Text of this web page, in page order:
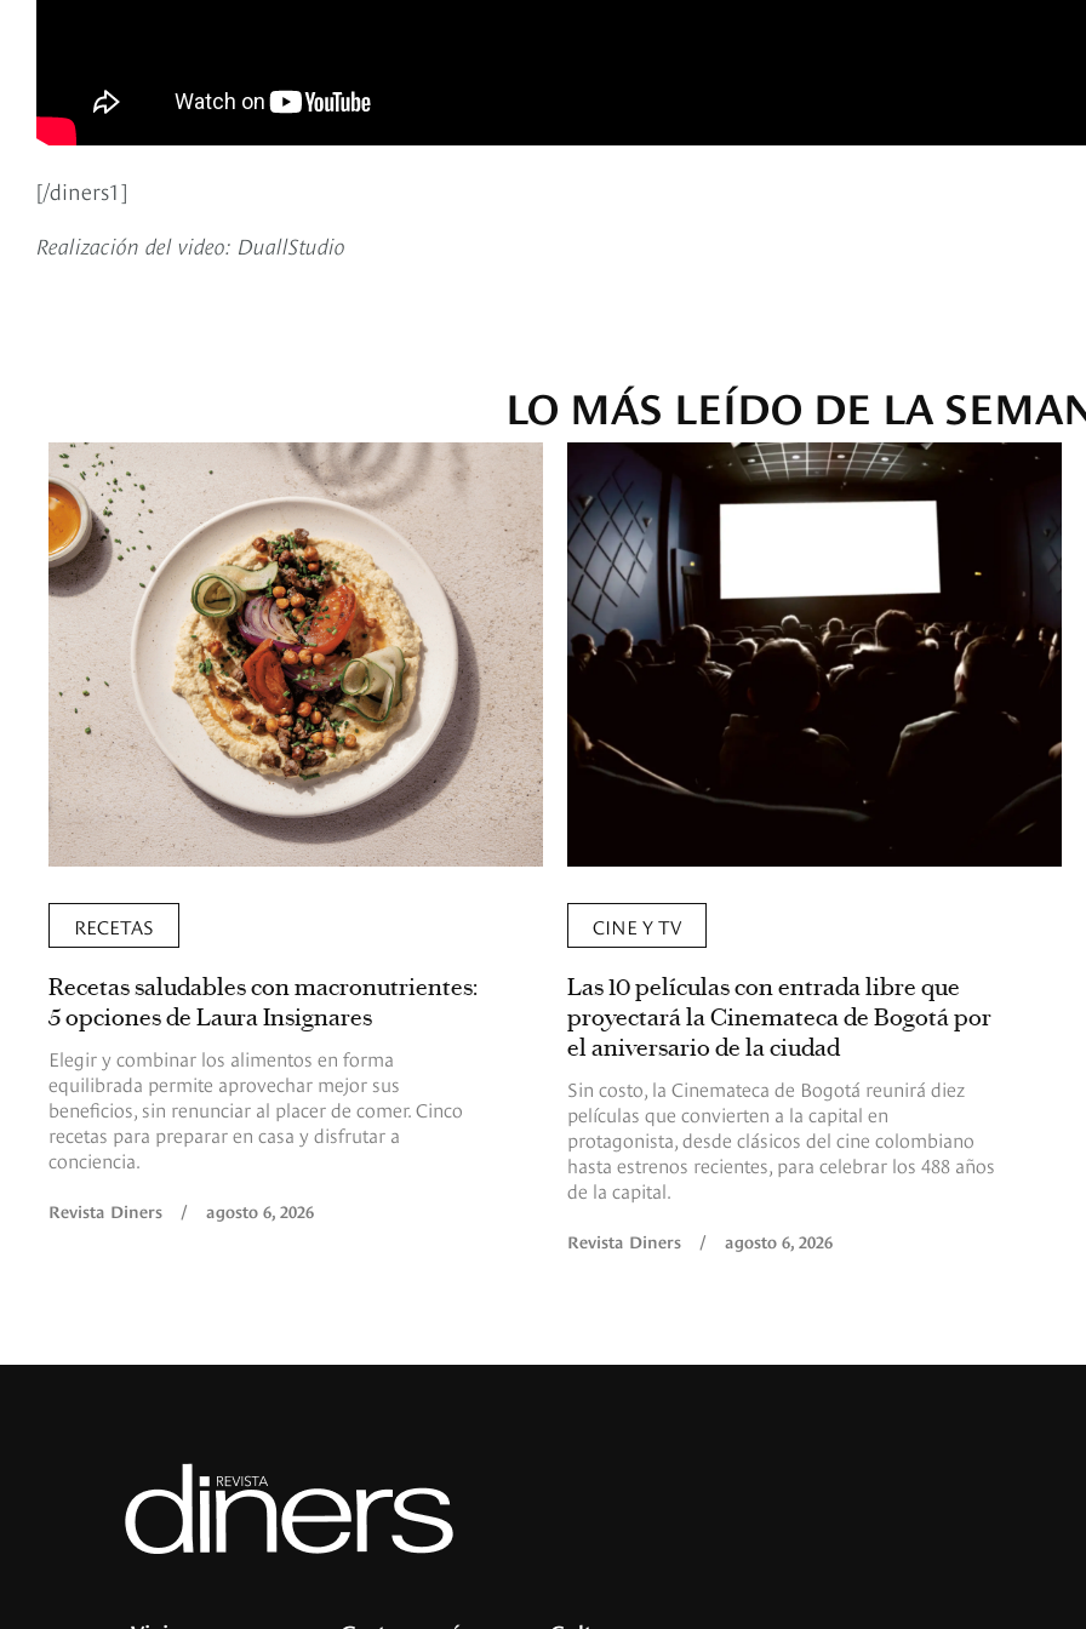
[/diners1]
Realización del video: DuallStudio
LO MÁS LEÍDO DE LA
RECETAS
Recetas saludables con macronutrientes:
5 opciones de Laura Insignares
Elegir y combinar los alimentos en forma
equilibrada permite aprovechar mejor sus
beneficios, sin renunciar al placer de comer. Cinco
recetas para preparar en casa y disfrutar a
conciencia.
Revista Diners / agosto 6, 2026
CINE Y TV
Las 10 películas con entrada libre que
proyectará la Cinemateca de Bogotá por
el aniversario de la ciudad
Sin costo, la Cinemateca de Bogotá reunirá diez
películas que convierten a la capital en
protagonista, desde clásicos del cine colombiano
hasta estrenos recientes, para celebrar los 488 años
de la capital.
Revista Diners / agosto 6, 2026